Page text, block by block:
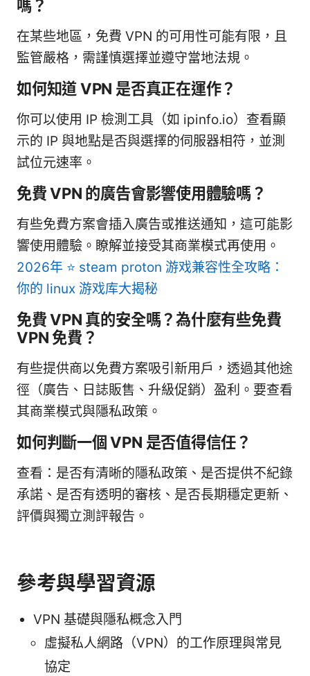
嗎？
在某些地區，免費 VPN 的可用性可能有限，且
監管嚴格，需謹慎選擇並遵守當地法規。
如何知道 VPN 是否真正在運作？
你可以使用 IP 檢測工具（如 ipinfo.io）查看顯
示的 IP 與地點是否與選擇的伺服器相符，並測
試位元速率。
免費 VPN 的廣告會影響使用體驗嗎？
有些免費方案會插入廣告或推送通知，這可能影
響使用體驗。瞭解並接受其商業模式再使用。
2026年 ⭐ steam proton 游戏兼容性全攻略：
你的 linux 游戏库大揭秘
免費 VPN 真的安全嗎？為什麼有些免費
VPN 免費？
有些提供商以免費方案吸引新用戶，透過其他途
徑（廣告、日誌販售、升級促銷）盈利。要查看
其商業模式與隱私政策。
如何判斷一個 VPN 是否值得信任？
查看：是否有清晰的隱私政策、是否提供不紀錄
承諾、是否有透明的審核、是否長期穩定更新、
評價與獨立測評報告。
參考與學習資源
VPN 基礎與隱私概念入門
虛擬私人網路（VPN）的工作原理與常見
協定